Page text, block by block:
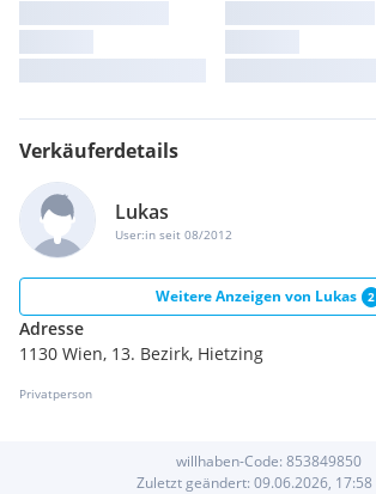
Verkäuferdetails
Lukas
User:in seit 08/2012
Weitere Anzeigen von Lukas 2
Adresse
1130 Wien, 13. Bezirk, Hietzing
Privatperson
willhaben-Code: 853849850
Zuletzt geändert: 09.06.2026, 17:58